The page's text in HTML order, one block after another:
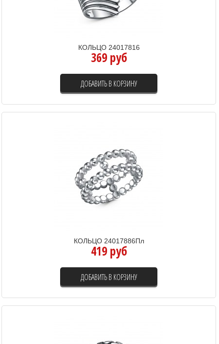
КОЛЬЦО 24017816
369 руб
ДОБАВИТЬ В КОРЗИНУ
КОЛЬЦО 24017886Пл
419 руб
ДОБАВИТЬ В КОРЗИНУ